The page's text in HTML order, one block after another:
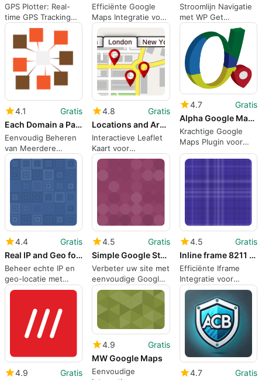
GPS Plotter: Real-
time GPS Tracking
voor WordPress
Efficiënte Google
Maps Integratie voor
Divi
Stroomlijn Navigatie
met WP Get
Directions
4.1
Gratis
Each Domain a Page
Eenvoudig Beheren
van Meerdere
Landingspagina's
4.8
Gratis
Locations and Areas 8211 Leaflet Map with Region Tabs
Interactieve Leaflet
Kaart voor
WordPress
4.7
Gratis
Alpha Google Map For Elementor
Krachtige Google
Maps Plugin voor
Elementor
4.4
Gratis
Real IP and Geo for Cloudflare
Beheer echte IP en
geo-locatie met
Cloudflare
4.5
Gratis
Simple Google Street View
Verbeter uw site met
eenvoudige Google
Street View
4.5
Gratis
Inline frame 8211 Iframe
Efficiënte Iframe
Integratie voor
WordPress
4.9 Gratis
4.9
Gratis
MW Google Maps
Eenvoudige
4.7 Gratis